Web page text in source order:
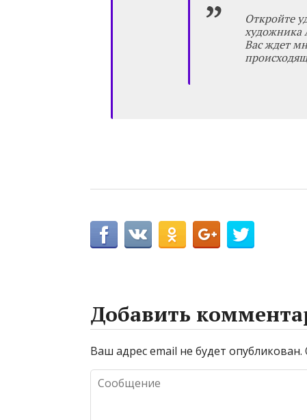
Откройте
художника
Вас ждет
Добавить
Ваш адрес email не будет опубликован.